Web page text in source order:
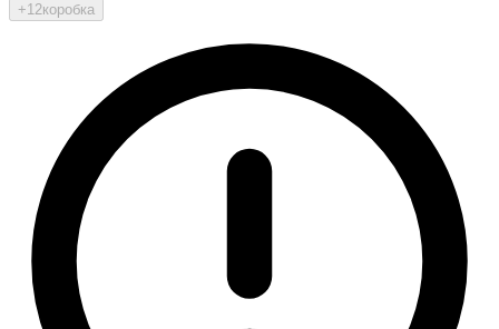
+12коробка